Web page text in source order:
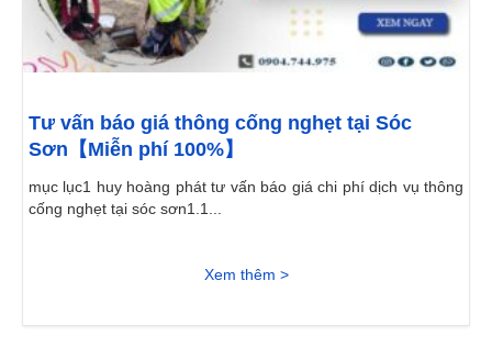
Tư vấn báo giá thông cống nghẹt tại Sóc
Sơn【Miễn phí 100%】
mục lục1 huy hoàng phát tư vấn báo giá chi phí dịch vụ thông
cống nghẹt tại sóc sơn1.1...
Xem thêm >